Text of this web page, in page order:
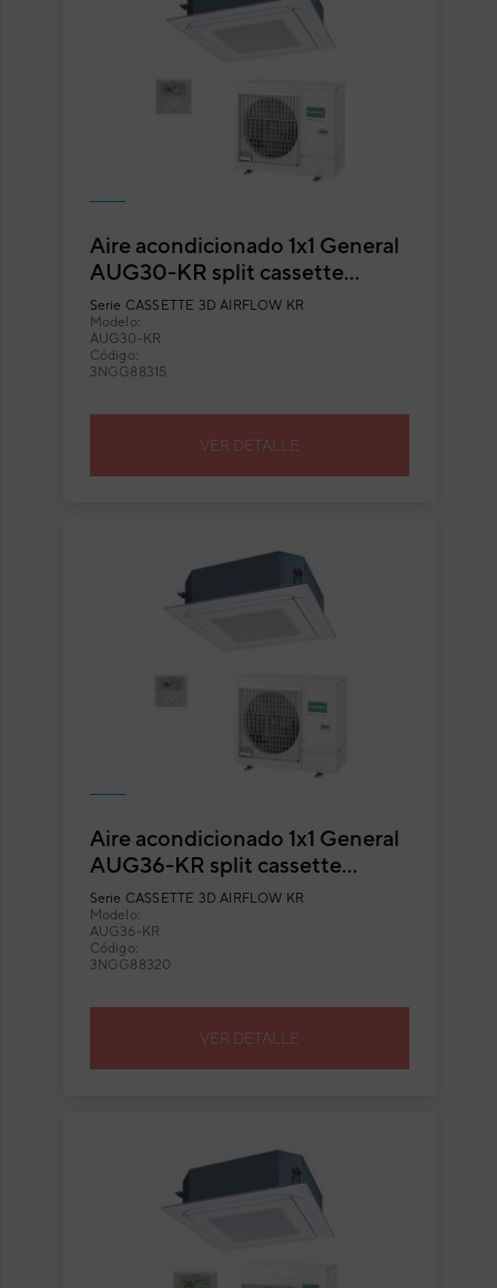
Aire acondicionado 1x1 General
AUG30-KR split cassette
Inverter blanco con flujo
circular
Serie CASSETTE 3D AIRFLOW KR
Modelo:
AUG30-KR
Código:
3NGG88315
VER DETALLE
Aire acondicionado 1x1 General
AUG36-KR split cassette
Inverter blanco con flujo
circular
Serie CASSETTE 3D AIRFLOW KR
Modelo:
AUG36-KR
Código:
3NGG88320
VER DETALLE